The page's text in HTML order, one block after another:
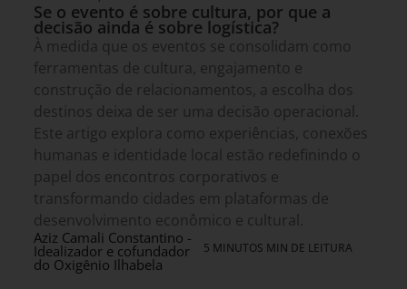
Se o evento é sobre cultura, por que a
decisão ainda é sobre logística?
À medida que os eventos se consolidam como
ferramentas de cultura, engajamento e
construção de relacionamentos, a escolha dos
destinos deixa de ser uma decisão operacional.
Este artigo explora como experiências, conexões
humanas e identidade local estão redefinindo o
papel dos encontros corporativos e
transformando cidades em plataformas de
desenvolvimento econômico e cultural.
Aziz Camali Constantino -
Idealizador e cofundador
do Oxigênio Ilhabela
5 MINUTOS MIN DE LEITURA